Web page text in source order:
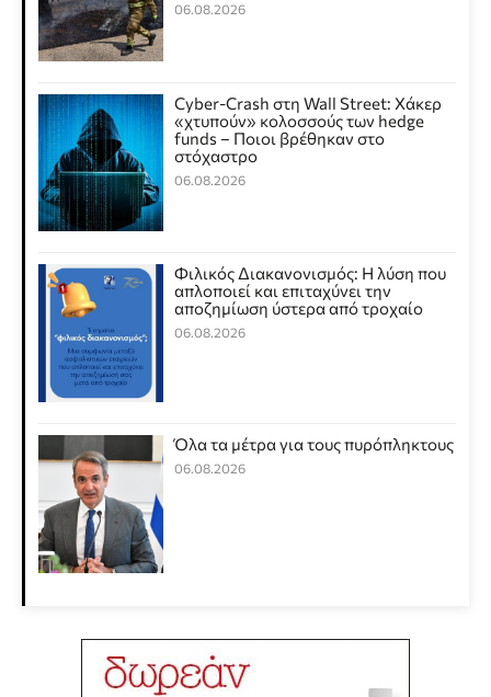
06.08.2026
Cyber-Crash στη Wall Street: Χάκερ
«χτυπούν» κολοσσούς των hedge
funds – Ποιοι βρέθηκαν στο
στόχαστρο
06.08.2026
Φιλικός Διακανονισμός: Η λύση που
απλοποιεί και επιταχύνει την
αποζημίωση ύστερα από τροχαίο
06.08.2026
Όλα τα μέτρα για τους πυρόπληκτους
06.08.2026